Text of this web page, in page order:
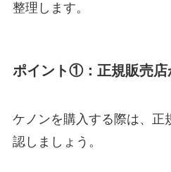
整理します。
ポイント①：正規販売店
ケノンを購入する際は、正
認しましょう。